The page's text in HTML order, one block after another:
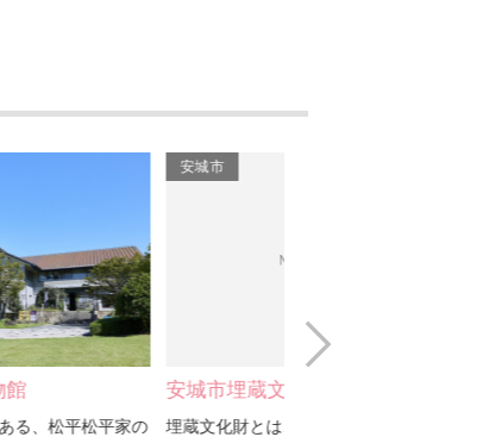
学習館
和志取神社
安城市総合運動公園
姫小川古墳
城市埋蔵文化財センター
蔵文化財とは、地中に埋もれている